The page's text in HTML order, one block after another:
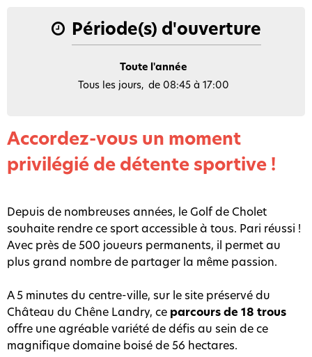
Période(s) d'ouverture
Toute l'année
Tous les jours de 08:45 à 17:00
Accordez-vous un moment
privilégié de détente sportive !
Depuis de nombreuses années, le Golf de Cholet
souhaite rendre ce sport accessible à tous. Pari réussi !
Avec près de 500 joueurs permanents, il permet au
plus grand nombre de partager la même passion.
A 5 minutes du centre-ville, sur le site préservé du
Château du Chêne Landry, ce parcours de 18 trous
offre une agréable variété de défis au sein de ce
magnifique domaine boisé de 56 hectares.